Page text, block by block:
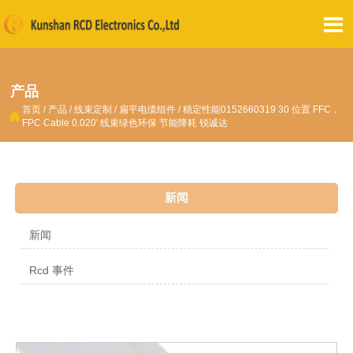

产品
 首页 / 产品 /线束定制 / 扁平电缆组件 /稳定性能0152660319 30 位置 FFC，
FPC Cable 0.020' 线束绿色环保 节能降耗 锐诚达
新闻
新闻
Rcd 事件